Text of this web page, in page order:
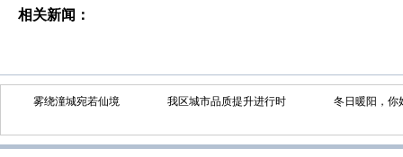
相关新闻：
雾绕潼城宛若仙境 我区城市品质提升进行时 冬日暖阳，你